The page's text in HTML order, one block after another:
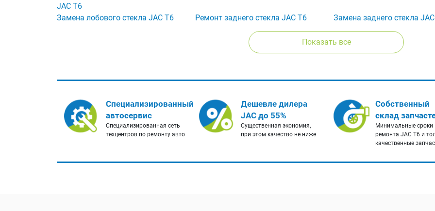
JAC T6
Замена лобового стекла JAC T6 Ремонт заднего стекла JAC T6 Замена заднего стекла
Показать все
Специализированный
автосервис
Специализированная сеть
техцентров по ремонту авто
Дешевле дилера
JAC до 55%
Существенная экономия,
при этом качество не ниже
Собственный
склад
Минимальные сроки
ремонта JAC T6 и
качественные